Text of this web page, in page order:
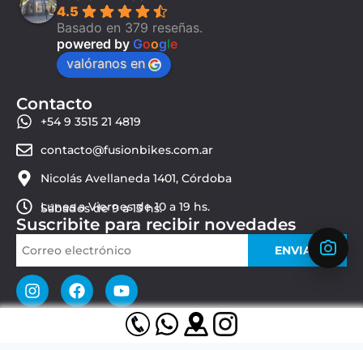
4.5
Basado en 379 reseñas.
powered by Google
valóranos en
Contacto
+54 9 3515 21 4819
contacto@fusionbikes.com.ar
Nicolás Avellaneda 1401, Córdoba
Lunes a Viernes de 10 a 19 hs.
Sábados de 9 a 13 hs.
Suscribite para recibir novedades
ENVIAR
© 2026 Fusion Bikes